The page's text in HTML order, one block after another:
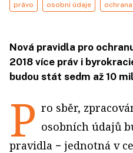
právo osobní údaje
Nová pravidla pro
2018 více práv i
budou stát sedm až 10
P ro sběr,
osobních údajů
pravidla − jednotná v